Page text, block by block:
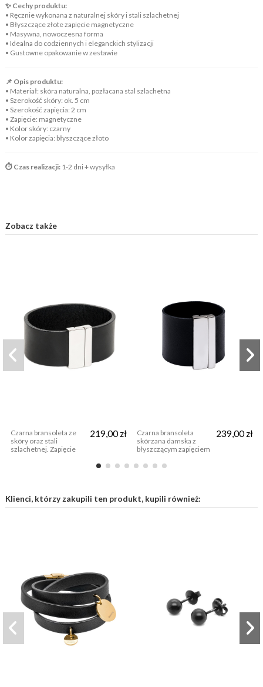
✨ Cechy produktu:
• Ręcznie wykonana z naturalnej skóry i stali szlachetnej
• Błyszczące złote zapięcie magnetyczne
• Masywna, nowoczesna forma
• Idealna do codziennych i eleganckich stylizacji
• Gustowne opakowanie w zestawie
📌 Opis produktu:
• Materiał: skóra naturalna, pozłacana stal szlachetna
• Szerokość skóry: ok. 5 cm
• Szerokość zapięcia: 2 cm
• Zapięcie: magnetyczne
• Kolor skóry: czarny
• Kolor zapięcia: błyszczące złoto
⏱️ Czas realizacji: 1-2 dni + wysyłka
Zobacz także
Czarna bransoleta ze
skóry oraz stali
szlachetnej. Zapięcie
219,00 zł
Czarna bransoleta
skórzana damska z
błyszczącym zapięciem
239,00 zł
Klienci, którzy zakupili ten produkt, kupili również: